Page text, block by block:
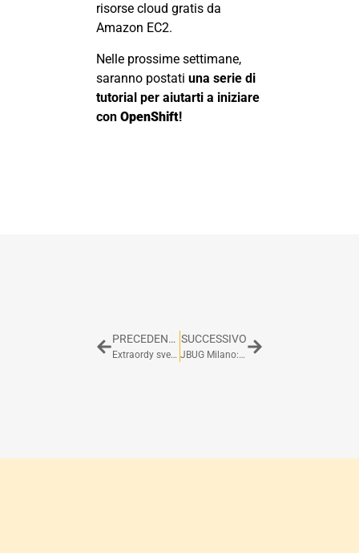
risorse cloud gratis da
Amazon EC2.
Nelle prossime settimane,
saranno postati una serie di
tutorial per aiutarti a iniziare
con OpenShift!
PRECEDENTE
Extraordy svela il sito web rinnovato
SUCCESSIVO
JBUG Milano: Meeting notes – 24 Gennaio 2012